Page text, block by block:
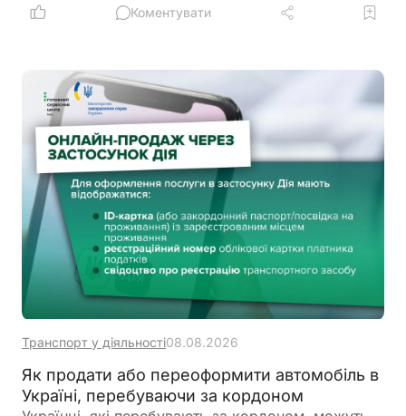
автомобілях або на прив’язі під прямим сонячним
Коментувати
Транспорт у діяльності08.08.2026
Як продати або переоформити автомобіль в
Україні, перебуваючи за кордоном